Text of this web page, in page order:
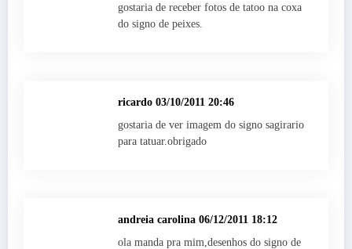
gostaria de receber fotos de tatoo na coxa
do signo de peixes.
ricardo 03/10/2011 20:46
gostaria de ver imagem do signo sagirario
para tatuar.obrigado
andreia carolina 06/12/2011 18:12
ola manda pra mim,desenhos do signo de